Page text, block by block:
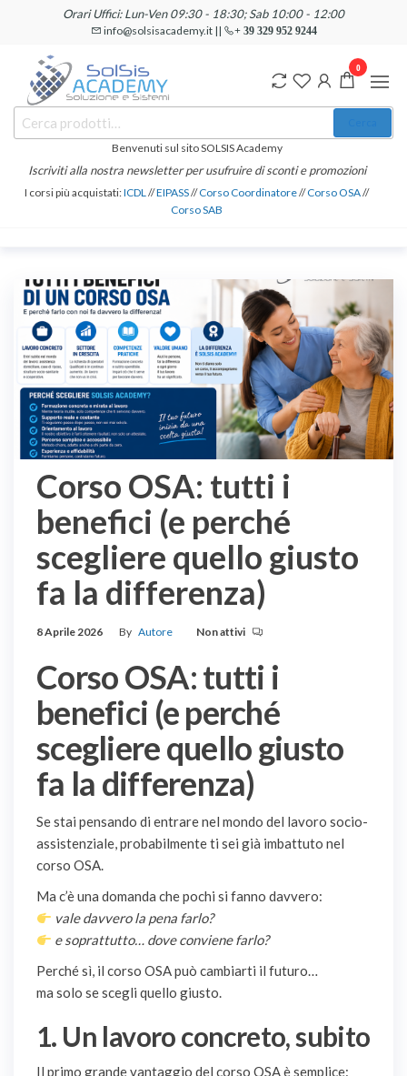
contenuto
Orari Uffici: Lun-Ven 09:30 - 18:30; Sab 10:00 - 12:00
info@solsisacademy.it || + 39 329 952 9244
SOLSIS
Academy
Corsi e
Certificazioni
Linguistiche
Benvenuti sul sito SOLSIS Academy
Iscriviti alla nostra newsletter per usufruire di sconti e promozioni
I corsi più acquistati:ICDL//EIPASS//Corso Coordinatore//Corso OSA//
Corso SAB
0
Corso OSA: tutti i
benefici (e perché
scegliere quello giusto
fa la differenza)
8 Aprile 2026 By Autore Non attivi
Corso OSA: tutti i
benefici (e perché
scegliere quello giusto
fa la differenza)
Se stai pensando di entrare nel mondo del lavoro socio-
assistenziale, probabilmente ti sei già imbattuto nel
corso OSA.
Ma c’è una domanda che pochi si fanno davvero:
vale davvero la pena farlo?
e soprattutto… dove conviene farlo?
Perché sì, il corso OSA può cambiarti il futuro…
ma solo se scegli quello giusto.
1. Un lavoro concreto, subito
Il primo grande vantaggio del corso OSA è semplice: